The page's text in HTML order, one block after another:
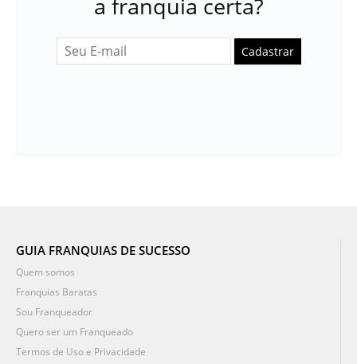
a franquia certa?
Cadastrar
GUIA FRANQUIAS DE SUCESSO
Quem somos
Franquias Baratas
Sou Franqueador
Quero ser um Franqueado
Termos de Uso e Privacidade